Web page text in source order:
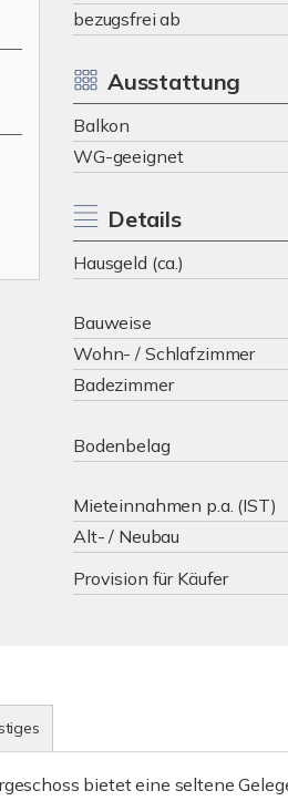
bezugsfrei ab
Ausstattung
Balkon
WG-geeignet
Details
Hausgeld (ca.)
Bauweise
Wohn- / Schlafzimmer
Badezimmer
Bodenbelag
Mieteinnahmen p.a. (IST)
Alt- / Neubau
Provision für Käufer
bietet eine seltene